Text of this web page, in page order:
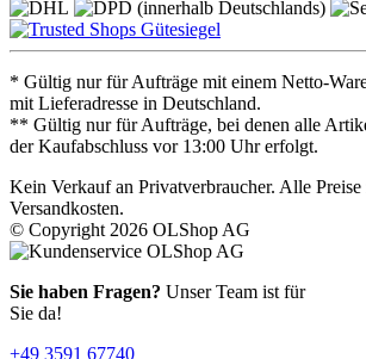
* Gültig nur für Aufträge mit einem Netto-
mit Lieferadresse in Deutschland.
** Gültig nur für Aufträge, bei denen alle
der Kaufabschluss vor 13:00 Uhr erfolgt.
Kein Verkauf an Privatverbraucher. Alle
Versandkosten.
© Copyright 2026 OLShop AG
Sie haben Fragen? Unser Team ist für
Sie da!
+49 3591 67740